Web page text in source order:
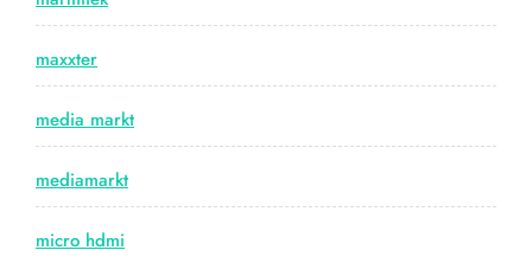
maxxter
media markt
mediamarkt
micro hdmi